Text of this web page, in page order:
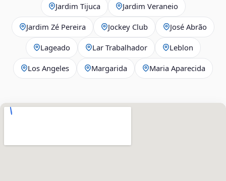
Jardim Tijuca Jardim Veraneio
Jardim Zé Pereira Jockey Club José Abrão
Lageado Lar Trabalhador Leblon
Los Angeles Margarida Maria Aparecida